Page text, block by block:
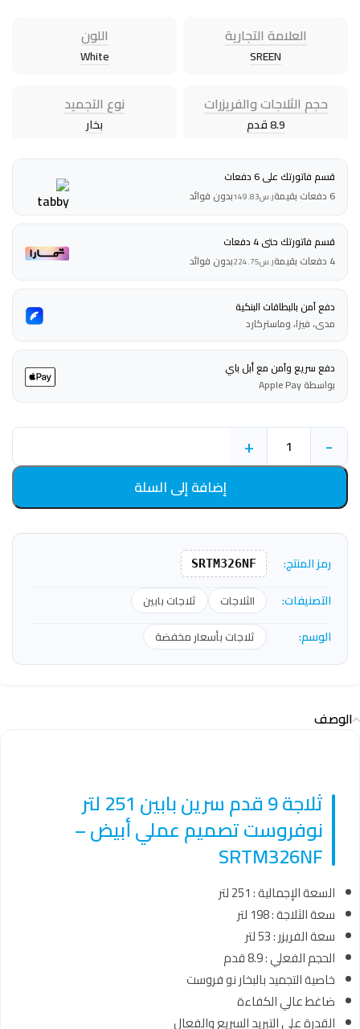
العلامة التجارية
SREEN
اللون
White
حجم الثلاجات والفريزرات
8.9 قدم
نوع التجميد
بخار
قسم فاتورتك على 6 دفعات
6 دفعات بقيمة
ر.س149.83بدون فوائد
قسم فاتورتك حتى 4 دفعات
4 دفعات بقيمة
ر.س224.75بدون فوائد
دفع آمن بالبطاقات البنكية
مدى، فيزا، وماستركارد
دفع سريع وآمن مع أبل باي
بواسطة Apple Pay
-
+
إضافة إلى السلة
رمز المنتج: SRTM326NF
التصنيفات: الثلاجات ثلاجات بابين
الوسم: ثلاجات بأسعار مخفضة
الوصف
ثلاجة 9 قدم سرين بابين 251 لتر
نوفروست تصميم عملي أبيض –
SRTM326NF
السعة الإجمالية : 251 لتر
سعة الثلاجة : 198 لتر
سعة الفريزر : 53 لتر
الحجم الفعلي : 8.9 قدم
خاصية التجميد بالبخار نو فروست
ضاغط عالي الكفاءة
القدرة على التبريد السريع والفعال